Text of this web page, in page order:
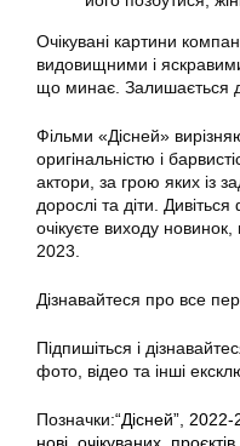
Очікувані картини
видовищними і
що минає. Залишається
Фільми «Дісней»
оригінальністю і
актори, за грою яких із
дорослі та діти.
очікуєте виходу
2023.
Дізнавайтеся про все
Підпишіться і
фото, відео та інші
Позначки:“Дісней” 2022-